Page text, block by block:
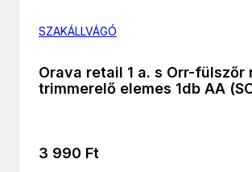
SZAKÁLLVÁGÓ
Orava retail 1 a. s Orr-fülszőr
trimmerelő elemes 1db AA
3 990 Ft